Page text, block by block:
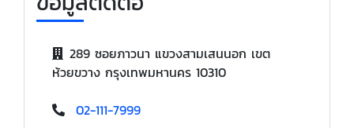
289 ซอยภาวนา แขวงสามเสนนอก เขต
ห้วยขวาง กรุงเทพมหานคร 10310
02-111-7999